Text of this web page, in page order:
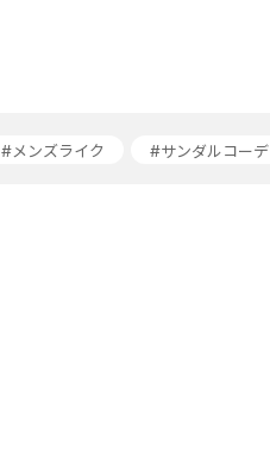
#メンズライク #サンダルコーデ